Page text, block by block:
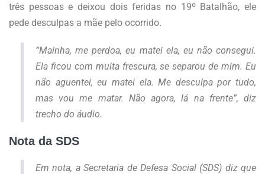
três pessoas e deixou dois feridas no 19º Batalhão, ele
pede desculpas a mãe pelo ocorrido.
“Mainha, me perdoa, eu matei ela, eu não consegui.
Ela ficou com muita frescura, se separou de mim. Eu
não aguentei, eu matei ela. Me desculpa por tudo,
mas vou me matar. Não agora, lá na frente”, diz
trecho do áudio.
Nota da SDS
Em nota, a Secretaria de Defesa Social (SDS) diz que